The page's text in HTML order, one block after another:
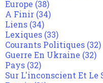
Europe (38)
A Finir (34)
Liens (34)
Lexiques (33)
Courants Politiques (32)
Guerre En Ukraine (32)
Pays (32)
Sur L'inconscient Et Le